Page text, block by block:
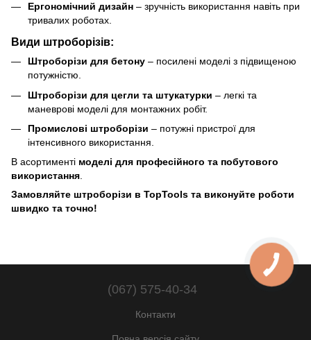
Ергономічний дизайн – зручність використання навіть при
тривалих роботах.
Види штроборізів:
Штроборізи для бетону – посилені моделі з підвищеною
потужністю.
Штроборізи для цегли та штукатурки – легкі та
маневрові моделі для монтажних робіт.
Промислові штроборізи – потужні пристрої для
інтенсивного використання.
В асортименті моделі для професійного та побутового
використання.
Замовляйте штроборізи в TopTools та виконуйте роботи
швидко та точно!
(067) 575-40-34
Контакти